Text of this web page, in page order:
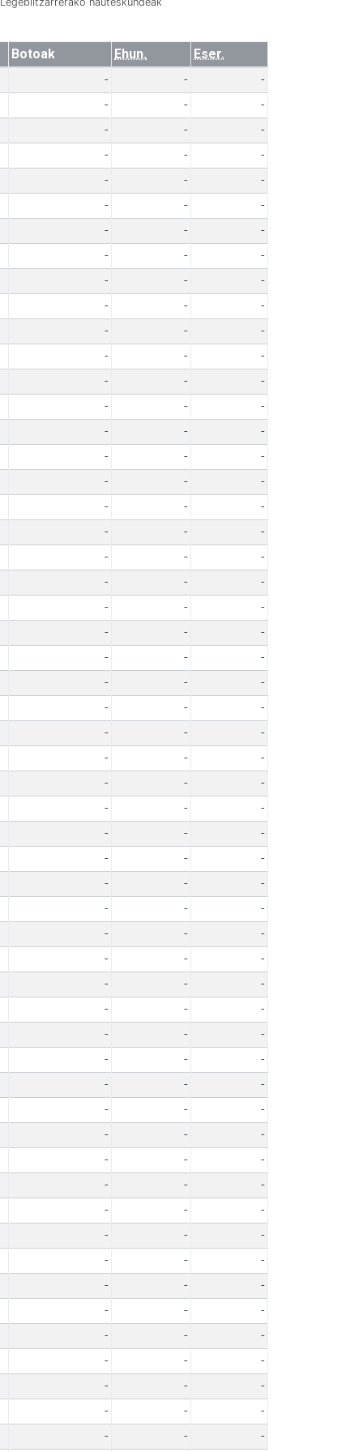
Botoak Ehun.
Eser.
- -
-
- -
-
- -
-
- -
-
- -
-
- -
-
- -
-
- -
-
- -
-
- -
-
- -
-
- -
-
- -
-
- -
-
- -
-
- -
-
- -
-
- -
-
- -
-
- -
-
- -
-
- -
-
- -
-
- -
-
- -
-
- -
-
- -
-
- -
-
- -
-
- -
-
- -
-
- -
-
- -
-
- -
-
- -
-
- -
-
- -
-
- -
-
- -
-
- -
-
- -
-
- -
-
- -
-
- -
-
- -
-
- -
-
- -
-
- -
-
- -
-
- -
-
- -
-
- -
-
- -
-
- -
-
- -
-